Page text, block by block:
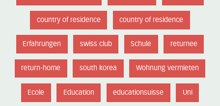
country of residence country of residence
Erfahrungen swiss club Schule returnee
return-home south korea Wohnung vermieten
Ecole Education educationsuisse Uni